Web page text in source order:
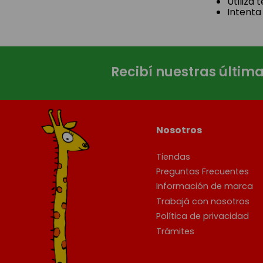
Intenta
Recibí nuestras
Nosotros
Tiendas
Preguntas Frecuentes
Información de marca
Trabajá con nosotros
Política de privacidad
Trámites